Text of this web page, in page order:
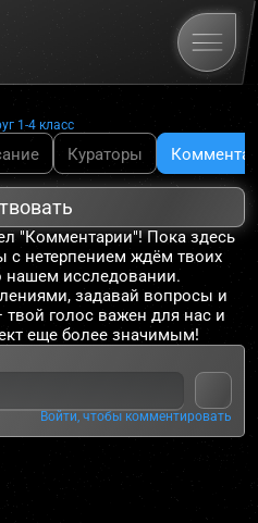
1-4 класс
Кураторы
"Комментарии"! Пока здесь
с нетерпением ждём твоих
исследовании.
задавай вопросы и
голос важен для нас и
еще более значимым!
Войти, чтобы комментировать